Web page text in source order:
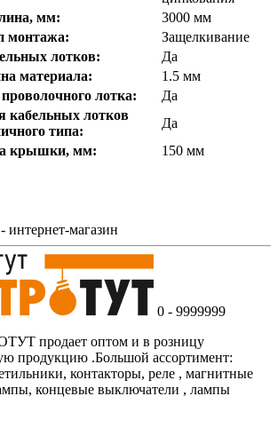
мм:
3000 мм
монтажа:
Защелкивание
лотков:
Да
материала:
1.5 мм
лотка:
Да
кабельных лотков
типа:
Да
крышки, мм:
150 мм
магазин
0 - 9999999
продает оптом и в розницу
продукцию .Большой ассортимент:
контакторы, реле , магнитные
концевые выключатели , лампы